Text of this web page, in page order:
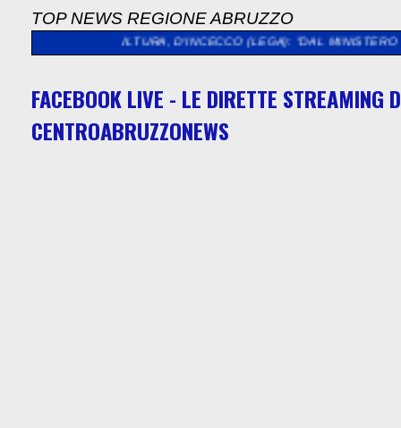
TOP NEWS REGIONE ABRUZZO
CULTURA, D'INCECCO (LEGA): "DAL MINISTERO QUASI 5
FACEBOOK LIVE - LE DIRETTE STREAMING
CENTROABRUZZONEWS